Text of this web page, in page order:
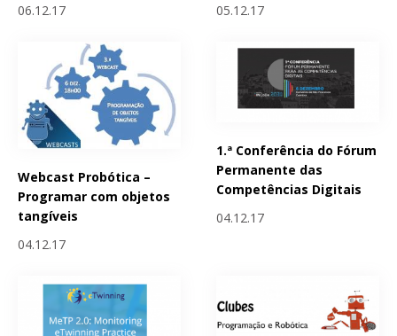
06.12.17
05.12.17
Webcast Probótica –
Programar com objetos
tangíveis
04.12.17
1.ª Conferência do Fórum
Permanente das
Competências Digitais
04.12.17